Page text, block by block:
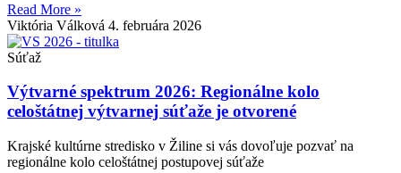
Read More »
Viktória Válková 4. februára 2026
Súťaž
Výtvarné spektrum 2026: Regionálne kolo
celoštátnej výtvarnej súťaže je otvorené
Krajské kultúrne stredisko v Žiline si vás dovoľuje pozvať na
regionálne kolo celoštátnej postupovej súťaže